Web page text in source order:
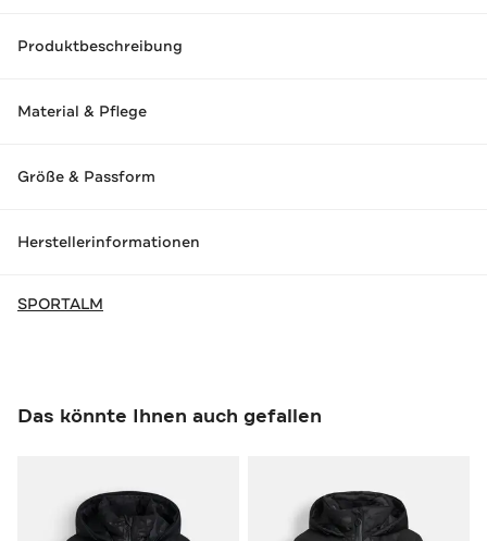
Produktbeschreibung
Material & Pflege
Größe & Passform
Herstellerinformationen
SPORTALM
Das könnte Ihnen auch gefallen